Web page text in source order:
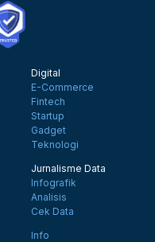
Digital
E-Commerce
Fintech
Startup
Gadget
Teknologi
Jurnalisme Data
Infografik
Analisis
Cek Data
Info